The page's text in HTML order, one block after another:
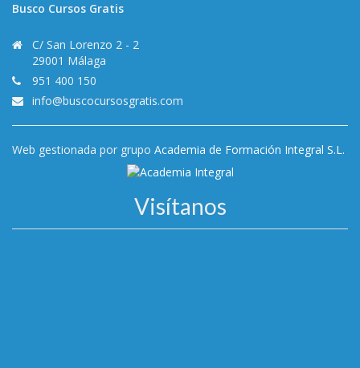
Busco Cursos Gratis
C/ San Lorenzo 2 - 2
29001 Málaga
951 400 150
info@buscocursosgratis.com
Web gestionada por grupo Academia de Formación Integral S.L.
Visítanos